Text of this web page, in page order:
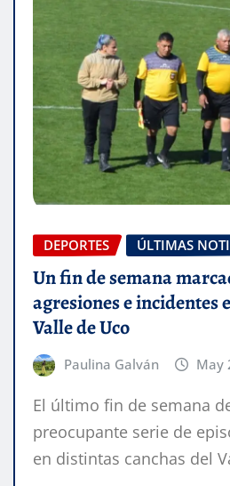
DEPORTES ÚLTIMAS
Un fin de semana
agresiones e incidentes
Valle de Uco
Paulina Galván May
El último fin de semana
preocupante serie de
en distintas canchas del